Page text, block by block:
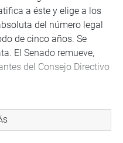
a éste y elige a los
del número legal
de cinco años. Se
El Senado remueve,
del Consejo Directivo
la Constitución Política